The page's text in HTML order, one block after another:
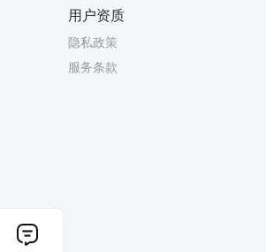
用户资质
隐私政策
服务条款